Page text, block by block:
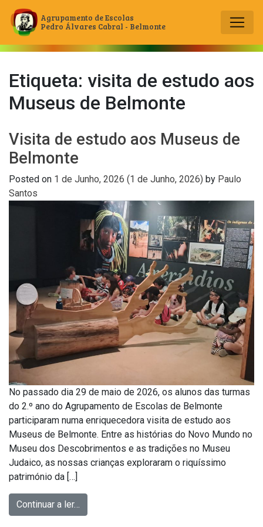
Main Navigation
Agrupamento de Escolas
Pedro Álvares Cabral - Belmonte
Etiqueta: visita de estudo aos
Museus de Belmonte
Visita de estudo aos Museus de
Belmonte
Posted on 1 de Junho, 2026 (1 de Junho, 2026) by Paulo
Santos
No passado dia 29 de maio de 2026, os alunos das turmas
do 2.º ano do Agrupamento de Escolas de Belmonte
participaram numa enriquecedora visita de estudo aos
Museus de Belmonte. Entre as histórias do Novo Mundo no
Museu dos Descobrimentos e as tradições no Museu
Judaico, as nossas crianças exploraram o riquíssimo
património da […]
Continuar a ler…